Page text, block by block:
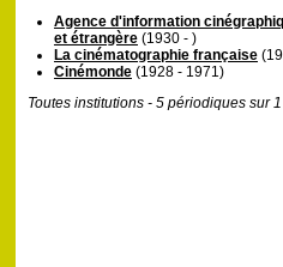
Agence d'information
et étrangère (1930 - )
La cinématographie française
Cinémonde (1928 - 1971)
Toutes institutions - 5 périodiques sur